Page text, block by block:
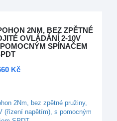
2NM, BEZ ZPĚTNÉ
OVLÁDÁNÍ 2-10V
SPÍNAČEM
Kč